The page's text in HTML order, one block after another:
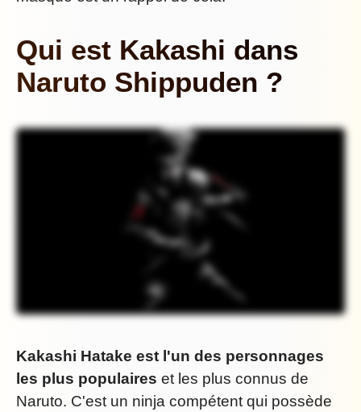
Qui est Kakashi dans
Naruto Shippuden ?
Kakashi Hatake est l'un des personnages
les plus populaires et les plus connus de
Naruto. C'est un ninja compétent qui possède